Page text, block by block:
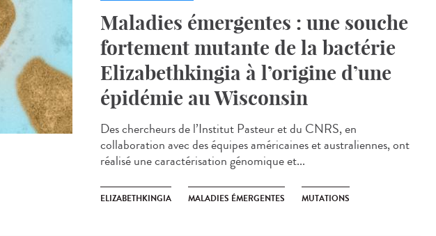
Maladies émergentes : une souche
fortement mutante de la bactérie
Elizabethkingia à l’origine d’une
épidémie au Wisconsin
Des chercheurs de l’Institut Pasteur et du CNRS, en
collaboration avec des équipes américaines et australiennes, ont
réalisé une caractérisation génomique et...
ELIZABETHKINGIA MALADIES ÉMERGENTES MUTATIONS